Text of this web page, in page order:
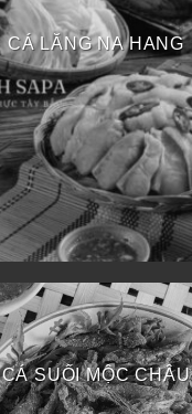
CÁ LĂNG NA HANG
CÁ SUỐI MỘC CHÂU